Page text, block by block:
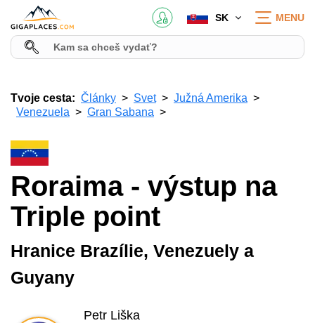
SK MENU
Tvoje cesta: Články Svet
Južná Amerika
Venezuela
Gran Sabana
Roraima - výstup na
Triple point
Hranice Brazílie, Venezuely a
Guyany
Petr Liška